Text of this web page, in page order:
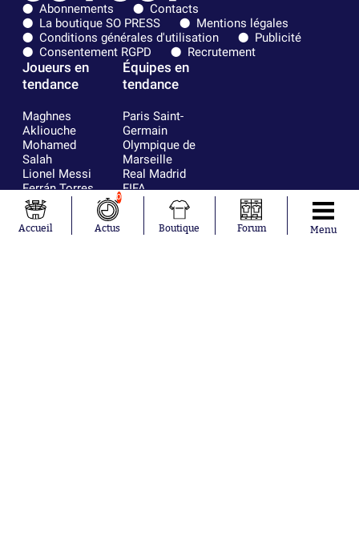
Abonnements
Contacts
La boutique SO PRESS
Mentions légales
Conditions générales d'utilisation
Publicité
Consentement RGPD
Recrutement
Joueurs en
tendance
Maghnes
Akliouche
Mohamed
Salah
Lionel Messi
Ferrán Torres
Kilian Corredor
Franco
Mastantuono
Équipes en
tendance
Paris Saint-
Germain
Olympique de
Marseille
Real Madrid
FIFA
Olympique
AS Monaco
Accueil
0
Actus Boutique Forum Menu